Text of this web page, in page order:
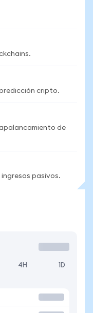
cripto.
de
pasivos.
4H 1D